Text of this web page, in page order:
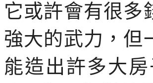
它或許會有很多
強大的武力，但
能造出許多大